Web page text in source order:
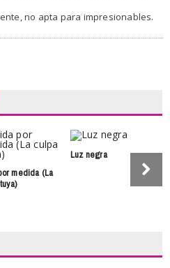
no apta para impresionables.
medida (La
Luz negra